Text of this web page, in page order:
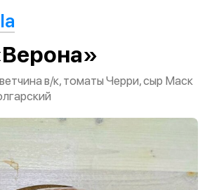
в/к, томаты Черри, сыр Маск